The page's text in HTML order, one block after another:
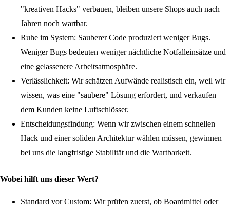
"kreativen Hacks" verbauen, bleiben unsere Shops auch nach
Jahren noch wartbar.
Ruhe im System: Sauberer Code produziert weniger Bugs.
Weniger Bugs bedeuten weniger nächtliche Notfalleinsätze und
eine gelassenere Arbeitsatmosphäre.
Verlässlichkeit: Wir schätzen Aufwände realistisch ein, weil wir
wissen, was eine "saubere" Lösung erfordert, und verkaufen
dem Kunden keine Luftschlösser.
Entscheidungsfindung: Wenn wir zwischen einem schnellen
Hack und einer soliden Architektur wählen müssen, gewinnen
bei uns die langfristige Stabilität und die Wartbarkeit.
Wobei hilft uns dieser Wert?
Standard vor Custom: Wir prüfen zuerst, ob Boardmittel oder